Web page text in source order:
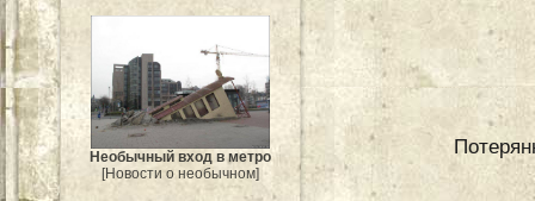
Необычный вход в метро
[Новости о необычном]